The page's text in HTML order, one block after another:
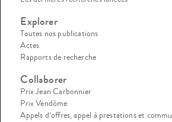
Explorer
Toutes nos publications
Actes
Rapports de recherche
Collaborer
Prix Jean Carbonnier
Prix Vendôme
Appels d’offres, appel à prestations et